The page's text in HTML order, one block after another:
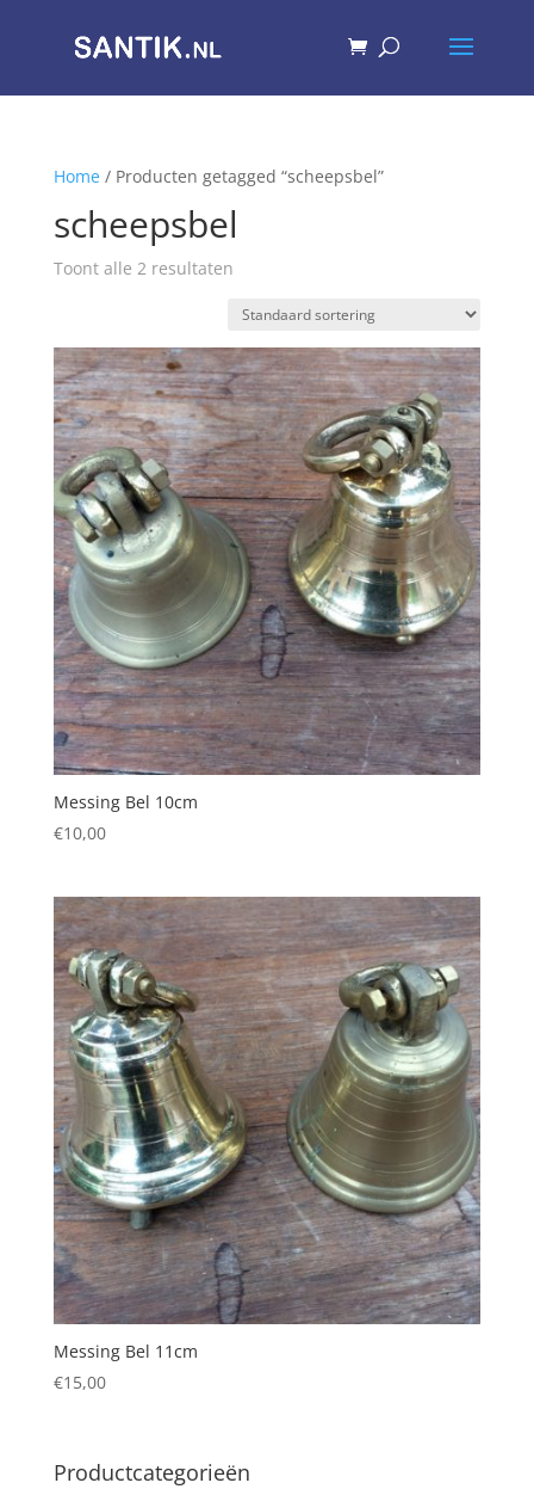
Home/ Producten getagged “scheepsbel”
scheepsbel
Toont alle 2 resultaten
Messing Bel 10cm
€10,00
Messing Bel 11cm
€15,00
Productcategorieën